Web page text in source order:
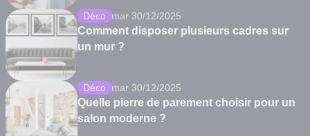
Déco mar 30/12/2025
Comment disposer plusieurs cadres sur
un mur ?
Déco mar 30/12/2025
Quelle pierre de parement choisir pour un
salon moderne ?